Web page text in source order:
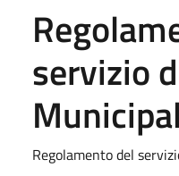
servizio
Regolamento del